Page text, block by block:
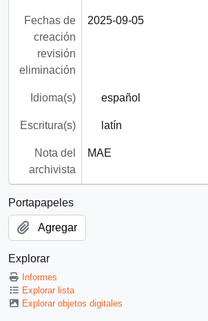
Fechas de
creación
revisión
eliminación
2025-09-05
Idioma(s) español
Escritura(s) latín
Nota del
archivista
MAE
Portapapeles
Agregar
Explorar
Informes
Explorar lista
Explorar objetos digitales